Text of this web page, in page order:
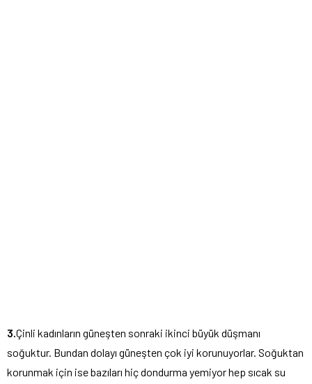
3.Çinli kadınların güneşten sonraki ikinci büyük düşmanı
soğuktur. Bundan dolayı güneşten çok iyi korunuyorlar. Soğuktan
korunmak için ise bazıları hiç dondurma yemiyor hep sıcak su